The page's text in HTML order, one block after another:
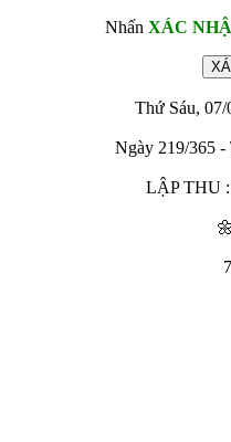
Nhấn XÁC
Thứ Sáu,
Ngày 219/365 -
LẬP THU :